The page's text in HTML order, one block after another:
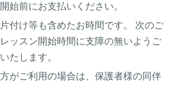
始前にお支払いください。
付け等も含めたお時間です。 次のご
ッスン開始時間に支障の無いようご
たします。
がご利用の場合は、保護者様の同伴